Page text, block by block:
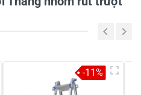
-11%